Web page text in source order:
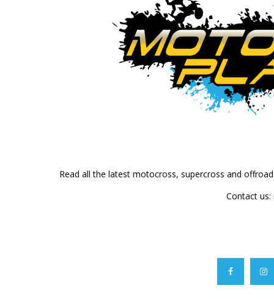
Read all the latest motocross, supercross and
Contact us: